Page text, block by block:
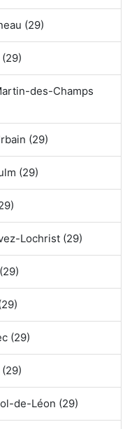
(29)
des-Champs
(29)
(29)
Lochrist (29)
(29)
de-Léon (29)